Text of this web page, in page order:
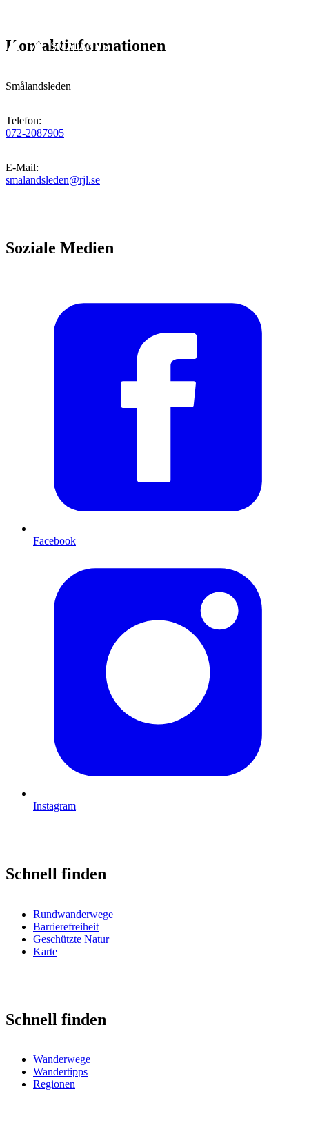
Kontaktinformationen
Smålandsleden
Telefon:
072-2087905
E-Mail:
smalandsleden@rjl.se
Soziale Medien
Facebook
Instagram
Schnell finden
Rundwanderwege
Barrierefreiheit
Geschützte Natur
Karte
Schnell finden
Wanderwege
Wandertipps
Regionen